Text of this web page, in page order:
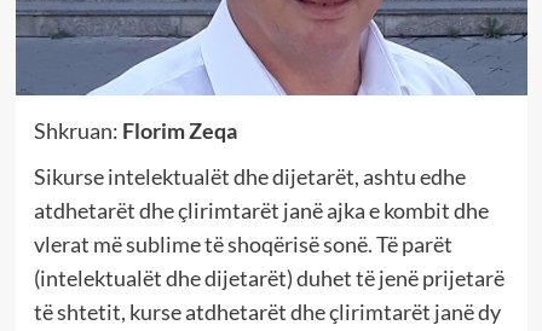
Shkruan: Florim Zeqa
Sikurse intelektualët dhe dijetarët, ashtu edhe
atdhetarët dhe çlirimtarët janë ajka e kombit dhe
vlerat më sublime të shoqërisë sonë. Të parët
(intelektualët dhe dijetarët) duhet të jenë prijetarë
të shtetit, kurse atdhetarët dhe çlirimtarët janë dy